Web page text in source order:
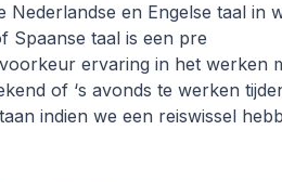
Nederlandse en Engelse taal in
Spaanse taal is een pre
ervaring in het werken
of ‘s avonds te werken
indien we een reiswissel